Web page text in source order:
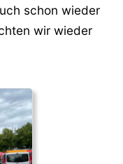
schon wieder
wir wieder